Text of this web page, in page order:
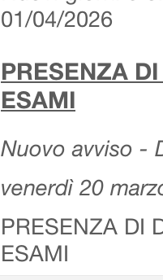
01/04/2026
PRESENZA
ESAMI
Nuovo avviso -
venerdì 20
PRESENZA DI
ESAMI